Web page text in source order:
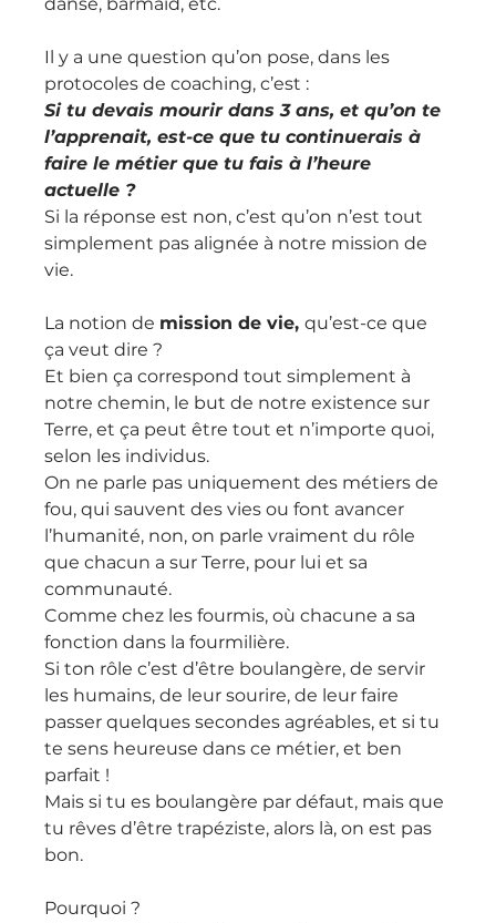
danse, barmaid, etc.
Il y a une question qu’on pose, dans les
protocoles de coaching, c’est :
Si tu devais mourir dans 3 ans, et qu’on te
l’apprenait, est-ce que tu continuerais à
faire le métier que tu fais à l’heure
actuelle ?
Si la réponse est non, c’est qu’on n’est tout
simplement pas alignée à notre mission de
vie.
La notion de mission de vie, qu’est-ce que
ça veut dire ?
Et bien ça correspond tout simplement à
notre chemin, le but de notre existence sur
Terre, et ça peut être tout et n’importe quoi,
selon les individus.
On ne parle pas uniquement des métiers de
fou, qui sauvent des vies ou font avancer
l’humanité, non, on parle vraiment du rôle
que chacun a sur Terre, pour lui et sa
communauté.
Comme chez les fourmis, où chacune a sa
fonction dans la fourmilière.
Si ton rôle c’est d’être boulangère, de servir
les humains, de leur sourire, de leur faire
passer quelques secondes agréables, et si tu
te sens heureuse dans ce métier, et ben
parfait !
Mais si tu es boulangère par défaut, mais que
tu rêves d’être trapéziste, alors là, on est pas
bon.
Pourquoi ?